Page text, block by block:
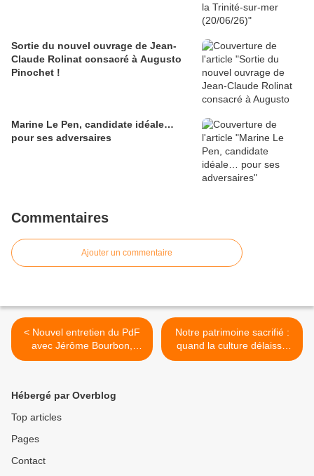
Sortie du nouvel ouvrage de Jean-
Claude Rolinat consacré à Augusto
Pinochet !
Marine Le Pen, candidate idéale…
pour ses adversaires
Commentaires
Ajouter un commentaire
< Nouvel entretien du PdF
avec Jérôme Bourbon,
Directeur de Rivarol
Notre patrimoine sacrifié :
quand la culture délaisse
l'héritage historique >
Hébergé par Overblog
Top articles
Pages
Contact